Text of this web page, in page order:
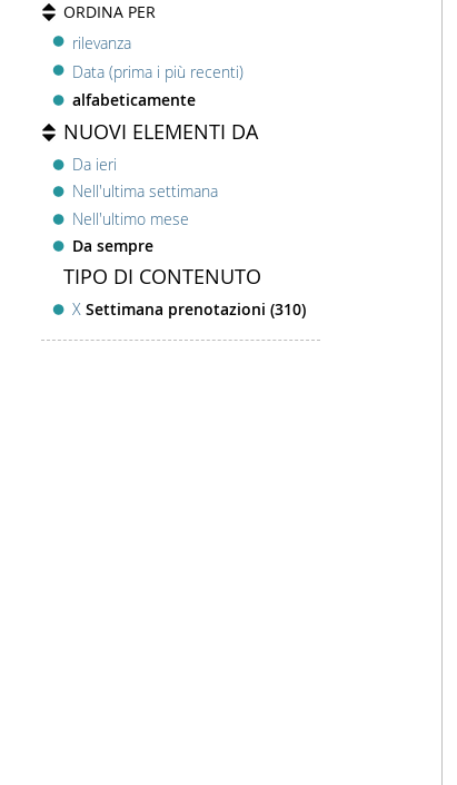
ORDINA PER
rilevanza
Data (prima i più recenti)
alfabeticamente
NUOVI ELEMENTI DA
Da ieri
Nell'ultima settimana
Nell'ultimo mese
Da sempre
TIPO DI CONTENUTO
X Settimana prenotazioni (310)